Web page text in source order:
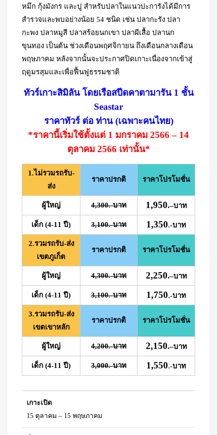
หมึก กุ้งมังกร และปู สำหรับปลาในแนวปะการังได้มีการ
สำรวจและพบอย่างน้อย 54 ชนิด เช่น ปลากะรัง ปลา
กะพง ปลาหมูสี ปลาสร้อยนกเขา ปลาผีเสื้อ ปลานก
ขุนทอง เป็นต้น ช่วงเดือนพฤศจิกายน ถึงเดือนกลางเดือน
พฤษภาคม หลังจากนั้นจะประกาศปิดเกาะเนื่องจากเข้าสู่
ฤดูมรสุมและเพื่อฟื้นฟูธรรมชาติ
ทัวร์เกาะสิมิลัน โดยเรือสปีดคาตามารัน 1 ชั้น
Seastar
ราคาทัวร์ ต่อ ท่าน (เฉพาะคนไทย)
*ราคานี้เริ่มใช้ตั้งแต่ 1 มกราคม 2566 – 14
ตุลาคม 2566 เท่านั้น*
1.ไม่รวมรถรับ-
ส่ง
ราคาปรกติ ราคาโปรโมชั่น
ผู้ใหญ่ 4,300.-บาท 1,950.–บาท
เด็ก (4-11 ปี) 3,100.-บาท 1,350.-บาท
2.รวมรถรับ-ส่ง
เขตภูเก็ต
ราคาปรกติ ราคาโปรโมชั่น
ผู้ใหญ่ 4,300.-บาท 2,250.–บาท
เด็ก (4-11 ปี) 3,100.-บาท 1,750.-บาท
3.รวมรถรับ-ส่ง
เขตเขาหลัก
ราคาปรกติ ราคาโปรโมชั่น
ผู้ใหญ่ 4,200.-บาท 2,150.–บาท
เด็ก (4-11 ปี) 3,000.-บาท 1,550.-บาท
เกาะเปิด
15 ตุลาคม – 15 พฤษภาคม